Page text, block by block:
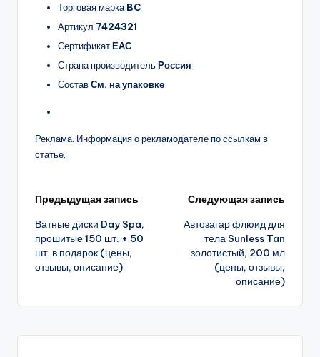
Торговая марка BC
Артикул 7424321
СертификатЕАС
Страна производительРоссия
СоставСм. на упаковке
Реклама. Информация о рекламодателе по ссылкам в
статье.
Навигация
записи
Предыдущая запись
Ватные диски Day Spa,
прошитые 150 шт. + 50
шт. в подарок (цены,
отзывы, описание)
Следующая запись
Автозагар флюид для
тела Sunless Tan
золотистый, 200 мл
(цены, отзывы,
описание)